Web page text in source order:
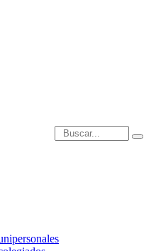
Introduce términos de